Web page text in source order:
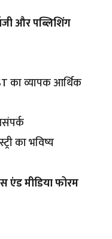
और पब्लिशिंग
का व्यापक आर्थिक
का भविष्य
एंड मीडिया फोरम